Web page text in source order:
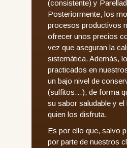
(consistente) y
Posteriormente, los
procesos productivos
ofrecer unos precios
vez que aseguran la
sistemática. Además,
practicados en
un bajo nivel de
(sulfitos…), de forma
su sabor saludable y el
quien los disfruta.
Es por ello que, salvo
por parte de nuestros